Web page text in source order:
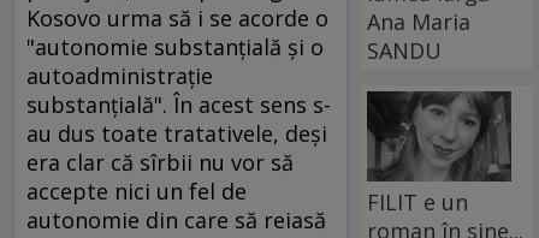
Kosovo urma să i se acorde o
"autonomie substanţială şi o
autoadministraţie
substanţială". În acest sens s-
au dus toate tratativele, deşi
era clar că sîrbii nu vor să
accepte nici un fel de
autonomie din care să reiasă
Ana Maria
SANDU
FILIT e un
roman în sine...